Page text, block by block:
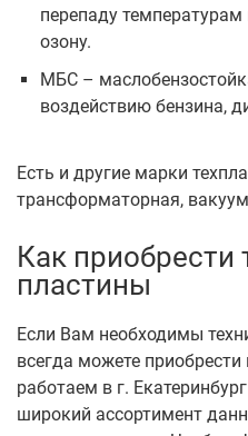
перепаду
озону.
МБС –
воздействию бензина,
Есть и другие марки
трансформаторная,
Как приобрести
пластины
Если Вам необходимы
всегда можете
работаем в г.
широкий ассортимент